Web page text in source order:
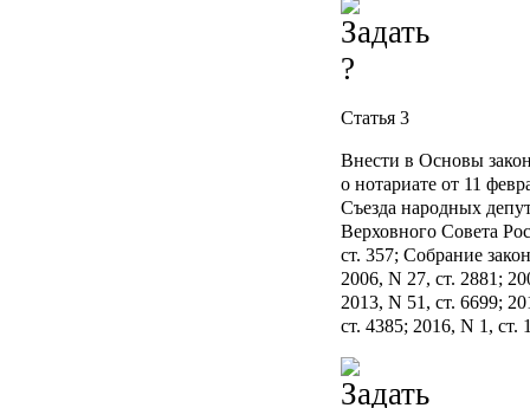
Статья 3
Внести в Основы
о нотариате от 11
Съезда народных
Верховного Совета
ст. 357; Собрание
2006, N 27, ст. 2881;
2013, N 51, ст. 6699;
ст. 4385; 2016, N 1,